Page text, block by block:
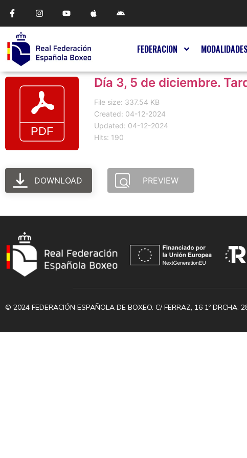
FEDERACION MODALIDADES
Día 3, 5 de diciembre.
File size: 337.54 KB
Created: 04-12-2024
Updated: 04-12-2024
Hits: 190
DOWNLOAD PREVIEW
© 2024 FEDERACIÓN ESPAÑOLA DE BOXEO. C/ FERRAZ, 16 1º DRCHA.